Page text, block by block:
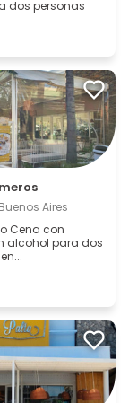
dos personas
Aires
Cena con
alcohol para dos